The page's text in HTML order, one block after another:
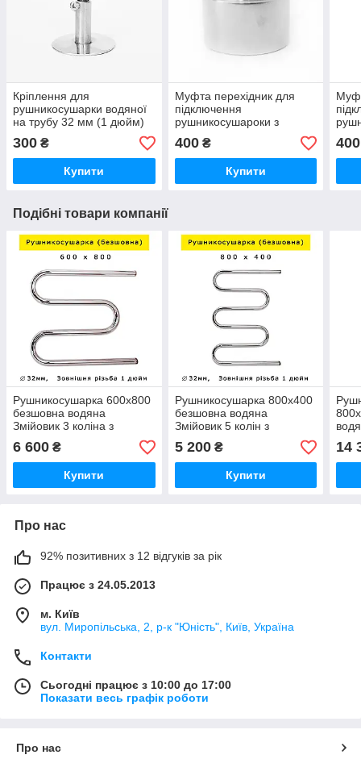
Кріплення для
рушникосушарки водяної
на трубу 32 мм (1 дюйм)
регульоване з нержавійки
не ржавіючої сталі,
гарантія
300 ₴
Купити
Муфта перехідник для
підключення
рушникосушароки з
нержавійки нержавіючої
сталі з'єднувальна 1
дюйма на 1/2 дюйма
внутрішня різьба
400₴
Купити
400
Подібні товари компанії
Рушникосушарка 600х800
безшовна водяна
Змійовик 3 коліна з
Триколінка нержавіючої
сталі (без шва) гарантія
6 600 ₴
Купити
Рушникосушарка 800х400
безшовна водяна
Змійовик 5 колін з
П'ятиколінка нержавіючої
сталі (без шва) гарантія
5 200₴
Купити
14
Про нас
92% позитивних з 12 відгуків за рік
Працює з 24.05.2013
м. Київ
вул. Миропільська, 2, р-к "Юність", Київ, Україна
Контакти
Сьогодні працює з 10:00 до 17:00
Показати весь графік роботи
Про нас